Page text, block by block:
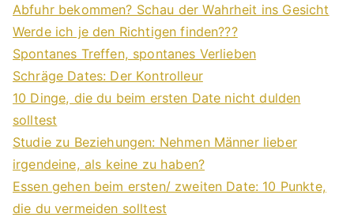
Abfuhr bekommen? Schau der Wahrheit ins Gesicht
Werde ich je den Richtigen finden???
Spontanes Treffen, spontanes Verlieben
Schräge Dates: Der Kontrolleur
10 Dinge, die du beim ersten Date nicht dulden
solltest
Studie zu Beziehungen: Nehmen Männer lieber
irgendeine, als keine zu haben?
Essen gehen beim ersten/ zweiten Date: 10 Punkte,
die du vermeiden solltest